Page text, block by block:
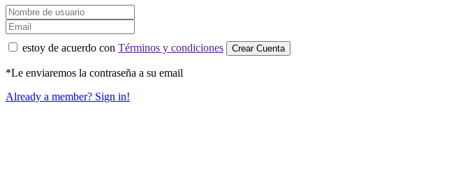
estoy de acuerdo con Términos y condiciones Crear Cuenta
*Le enviaremos la contraseña a su email
Already a member? Sign in!